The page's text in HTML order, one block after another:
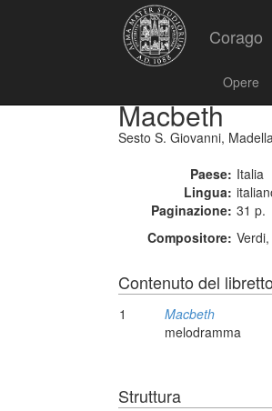
Corago
Opere
Macbeth
Sesto S. Giovanni,
Paese: Italia
Lingua:
Paginazione: 31 p.
Compositore:
Contenuto del libretto
1
Macbeth
melodramma
Struttura